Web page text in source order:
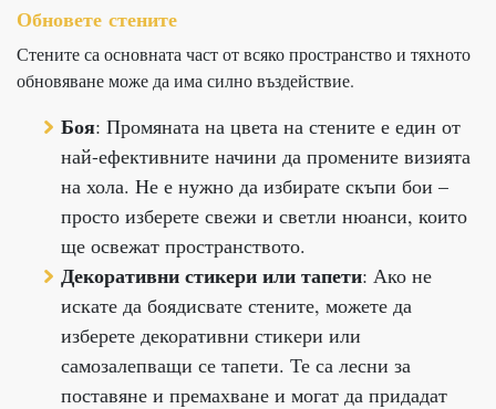
Обновете стените
Стените са основната част от всяко пространство и тяхното
обновяване може да има силно въздействие.
Боя: Промяната на цвета на стените е един от
най-ефективните начини да промените визията
на хола. Не е нужно да избирате скъпи бои –
просто изберете свежи и светли нюанси, които
ще освежат пространството.
Декоративни стикери или тапети: Ако не
искате да боядисвате стените, можете да
изберете декоративни стикери или
самозалепващи се тапети. Те са лесни за
поставяне и премахване и могат да придадат